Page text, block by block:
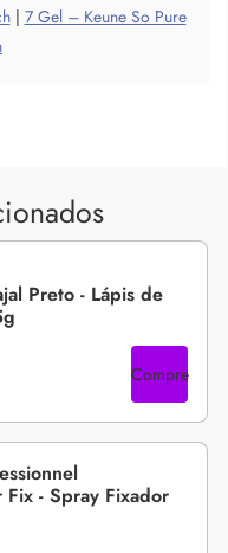
| 7 Gel – Keune So Pure
Preto - Lápis de
Compre
- Spray Fixador